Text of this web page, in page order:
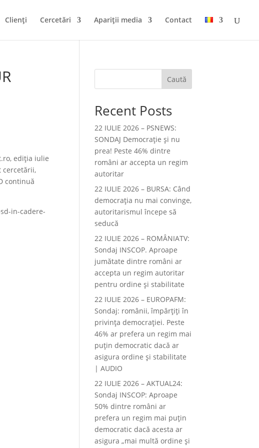
Clienți Cercetări Apariții media Contact
ediția iulie
cercetării,
continuă
in-cadere-
Caută
Recent Posts
22 IULIE 2026 – PSNEWS:
SONDAJ Democrație și nu
prea! Peste 46% dintre
români ar accepta un regim
autoritar
22 IULIE 2026 – BURSA: Când
democraţia nu mai convinge,
autoritarismul începe să
seducă
22 IULIE 2026 – ROMÂNIATV:
Sondaj INSCOP. Aproape
jumătate dintre români ar
accepta un regim autoritar
pentru ordine și stabilitate
22 IULIE 2026 – EUROPAFM:
Sondaj: românii, împărțiți în
privința democrației. Peste
46% ar prefera un regim mai
puțin democratic dacă ar
asigura ordine și stabilitate
| AUDIO
22 IULIE 2026 – AKTUAL24:
Sondaj INSCOP: Aproape
50% dintre români ar
prefera un regim mai puțin
democratic dacă acesta ar
asigura „mai multă ordine și